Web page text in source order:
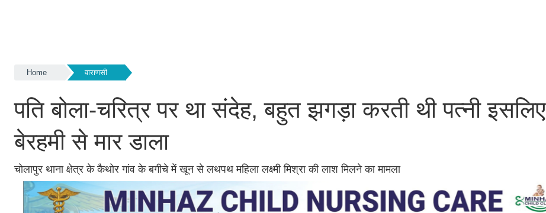
Home वाराणसी
पति बोला-चरित्र पर था संदेह, बहुत झगड़ा करती थी पत्नी इसलिए
बेरहमी से मार डाला
चोलापुर थाना क्षेत्र के कैथोर गांव के बगीचे में खून से लथपथ महिला लक्ष्मी मिश्रा की लाश मिलने का मामला